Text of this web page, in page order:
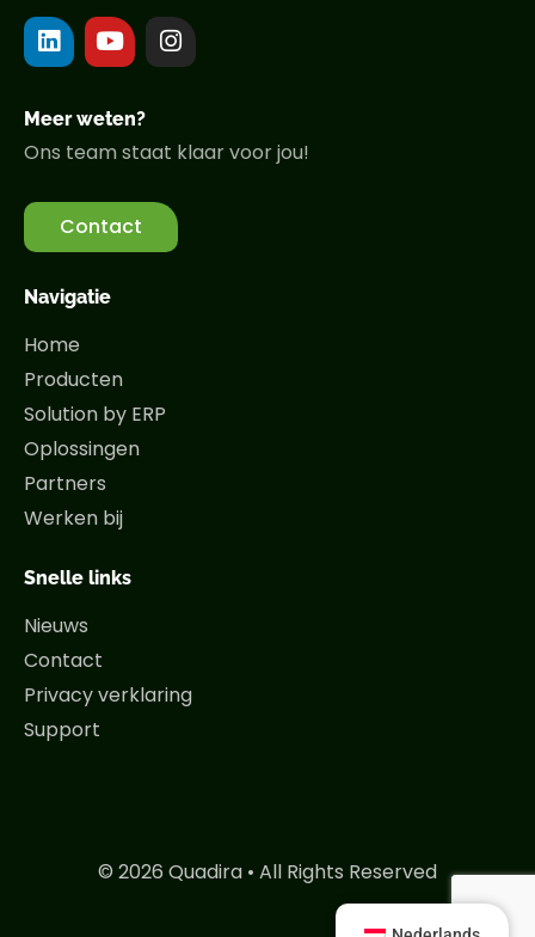
Meer weten?
Ons team staat klaar voor jou!
Contact
Navigatie
Home
Producten
Solution by ERP
Oplossingen
Partners
Werken bij
Snelle links
Nieuws
Contact
Privacy verklaring
Support
© 2026 Quadira • All Rights Reserved